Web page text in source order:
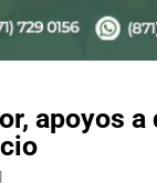
apoyos